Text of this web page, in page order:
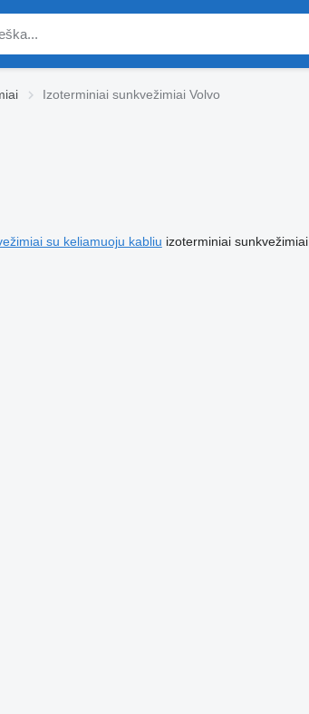
Izoterminiai sunkvežimiai Volvo
su keliamuoju kabliu izoterminiai sunkvežimiai